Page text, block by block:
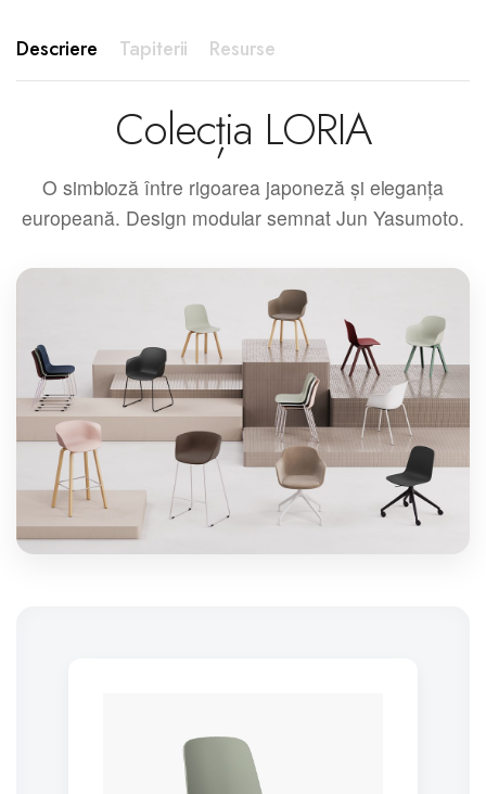
Tapiterii Resurse
Descriere
Colecția LORIA
O simbioză între rigoarea japoneză și eleganța
europeană. Design modular semnat Jun Yasumoto.